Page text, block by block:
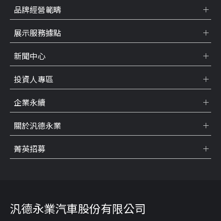
汎德永業汽車股份有限公司
品牌經營範疇
展示服務據點
新聞中心
投資人專區
企業永續
關於汎德永業
菁英招募